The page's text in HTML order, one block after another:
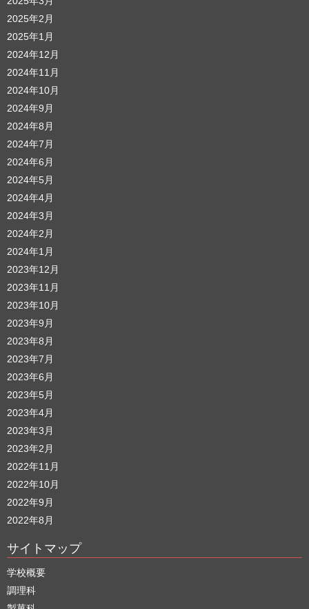
2025年2月
2025年1月
2024年12月
2024年11月
2024年10月
2024年9月
2024年8月
2024年7月
2024年6月
2024年5月
2024年4月
2024年3月
2024年2月
2024年1月
2023年12月
2023年11月
2023年10月
2023年9月
2023年8月
2023年7月
2023年6月
2023年5月
2023年4月
2023年3月
2023年2月
2022年11月
2022年10月
2022年9月
2022年8月
サイトマップ
学校概要
調理科